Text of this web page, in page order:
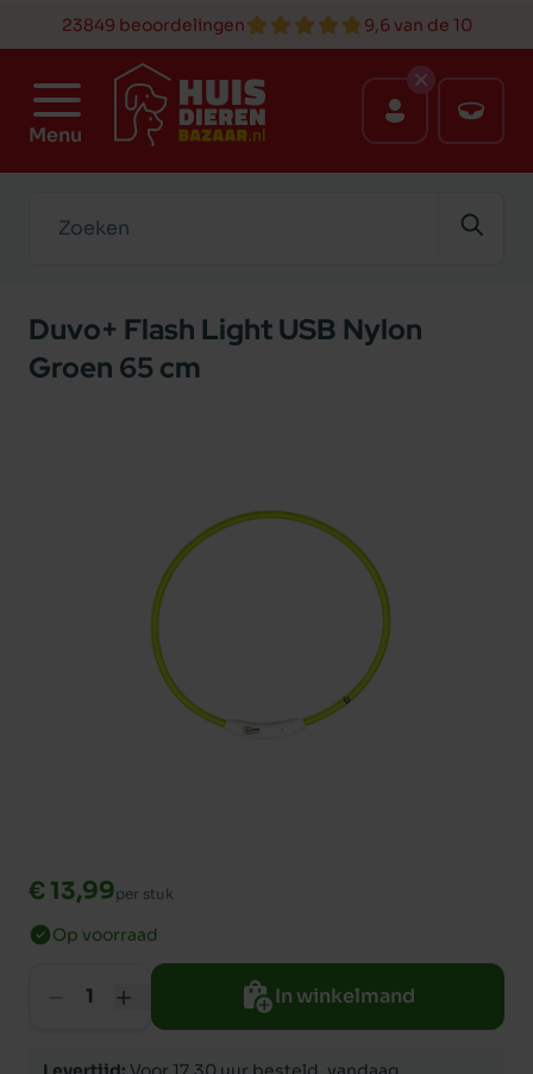
23849 beoordelingen 9,6 van de 10
Menu
Duvo+ Flash Light USB Nylon
Groen 65 cm
€ 13,99per stuk
Op voorraad
In winkelmand